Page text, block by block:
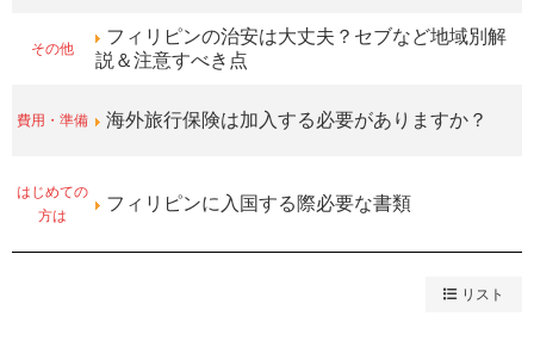
その他
フィリピンの治安は大丈夫？セブなど地域別解
説＆注意すべき点
費用・準備 海外旅行保険は加入する必要がありますか？
はじめての
方は
フィリピンに入国する際必要な書類
リスト